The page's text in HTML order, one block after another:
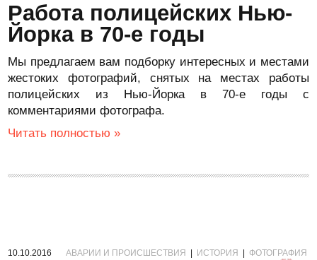
Работа полицейских Нью-
Йорка в 70-е годы
Мы предлагаем вам подборку интересных и местами
жестоких фотографий, снятых на местах работы
полицейских из Нью-Йорка в 70-е годы с
комментариями фотографа.
Читать полностью »
10.10.2016 АВАРИИ И ПРОИСШЕСТВИЯ ИСТОРИЯ |ФОТОГРАФИЯ